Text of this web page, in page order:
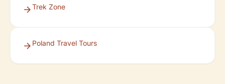
Trek Zone
Poland Travel Tours